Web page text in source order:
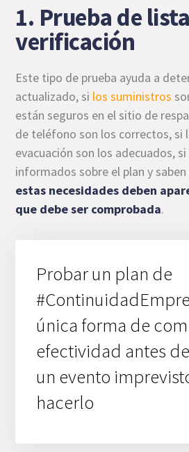
1. Prueba de
verificación
Este tipo de prueba ayuda a
actualizado, si los suministros
están seguros en el sitio de
de teléfono son los correctos, si
evacuación son los adecuados,
informados sobre el plan y
estas necesidades deben
que debe ser comprobada.
Probar un plan de
única forma de
efectividad antes
un evento
hacerlo